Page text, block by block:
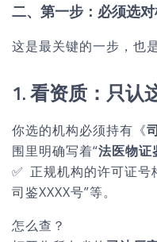
二、第一步：必须选
这是最关键的一步，也
1. 看资质：只认
你选的机构必须持有《
围里明确写着“法医物证
✅ 正规机构的许可证号
司鉴XXXX号”等。
怎么查？